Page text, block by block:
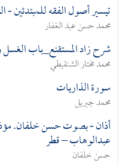
تيسير أصول الفقه للمبتدئين -
محمد حسن عبد الغفار
شرح زاد المستقنع_باب الغسل
محمد مختار الشنقيطي
سورة الذاريات
محمد جبريل
أذان - بصوت حسن خلفان.
عبدالوهاب – قطر
حسن خلفان